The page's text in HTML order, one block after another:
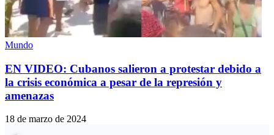
Mundo
EN VIDEO: Cubanos salieron a protestar debido a
la crisis económica a pesar de la represión y
amenazas
18 de marzo de 2024